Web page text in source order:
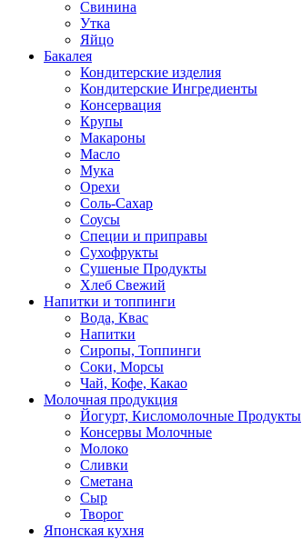
Свинина
Утка
Яйцо
Бакалея
Кондитерские изделия
Кондитерские Ингредиенты
Консервация
Крупы
Макароны
Масло
Мука
Орехи
Соль-Сахар
Соусы
Специи и приправы
Сухофрукты
Сушеные Продукты
Хлеб Свежий
Напитки и топпинги
Вода, Квас
Напитки
Сиропы, Топпинги
Соки, Морсы
Чай, Кофе, Какао
Молочная продукция
Йогурт, Кисломолочные Продукты
Консервы Молочные
Молоко
Сливки
Сметана
Сыр
Творог
Японская кухня